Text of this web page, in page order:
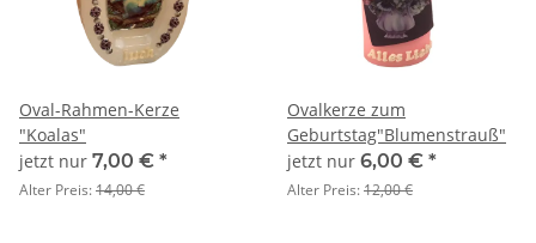
Oval-Rahmen-Kerze
"Koalas"
jetzt nur 7,00 € *
Alter Preis:14,00 €
Ovalkerze zum
Geburtstag"Blumenstrauß"
jetzt nur 6,00 € *
Alter Preis:12,00 €